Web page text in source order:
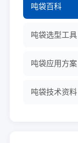
吨袋百科
吨袋选型工具
吨袋应用方案
吨袋技术资料